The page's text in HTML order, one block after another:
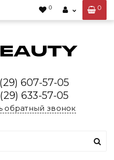
0
0
607-57-05
633-57-05
обратный звонок